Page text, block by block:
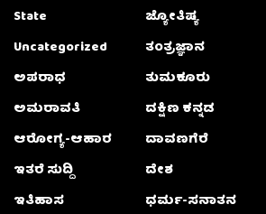
State
Uncategorized
ಅಪರಾಧ
ಅಮರಾವತಿ
ಆರೋಗ್ಯ-ಆಹಾರ
ಇತರೆ ಸುದ್ದಿ
ಇತಿಹಾಸ
ಜ್ಯೋತಿಷ್ಯ
ತಂತ್ರಜ್ಞಾನ
ತುಮಕೂರು
ದಕ್ಷಿಣ ಕನ್ನಡ
ದಾವಣಗೆರೆ
ದೇಶ
ಧರ್ಮ-ಸನಾತನ